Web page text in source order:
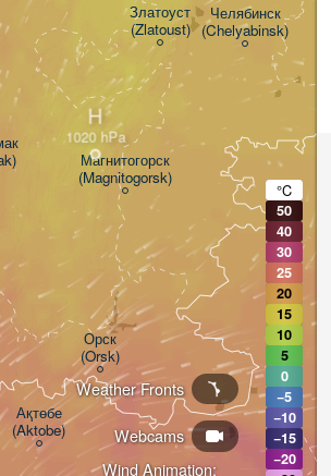
Wind Animation:
Webcams
Weather Fronts
Челябинск
(Chelyabinsk)
Ақтөбе
(Aktobe)
Орск
(Orsk)
Златоуст
(Zlatoust)
Магнитогорск
(Magnitogorsk)
H
°C
50
40
30
25
20
15
10
5
0
−5
−10
−15
−20